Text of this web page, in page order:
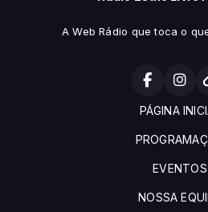
A Web Rádio que toca o
PÁGINA
EVENTOS
NOSSA